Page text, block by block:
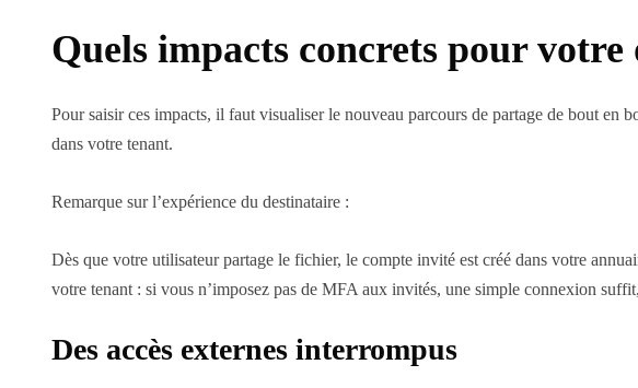
Quels impacts concrets pour votre
Pour saisir ces impacts, il faut visualiser le nouveau parcours de partage de bout en
dans votre tenant.
Remarque sur l’expérience du destinataire :
Dès que votre utilisateur partage le fichier, le compte invité est créé dans votre
votre tenant : si vous n’imposez pas de MFA aux invités, une simple connexion
Des accès externes interrompus